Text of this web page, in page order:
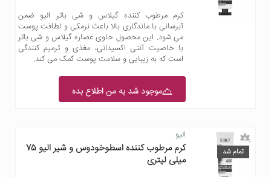
کرم مرطوب کننده گیلاس و شی باتر الیو ضمن
آبرسانی با ماندگاری بالا باعث نرمکی و لطافت پوست
می شود. این محصول حاوی عصاره گیلاس و شی باتر
با خاصیت آنتی اکسیدانی، مغذی و ترمیم کنندگی
است که به زیبایی و سلامت پوست کمک می کند.
موجود شد به من اطلاع بده
تمام شد
الیو
کرم مرطوب کننده اسطوخودوس و شیر الیو 75
میلی لیتری